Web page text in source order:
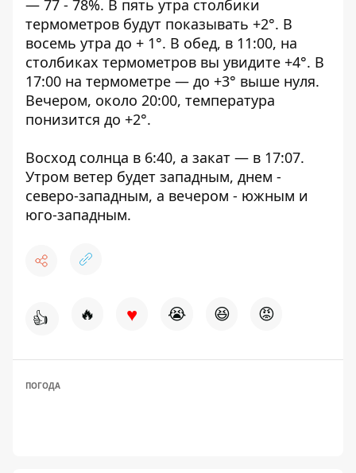
— 77 - 78%. В пять утра столбики
термометров будут показывать +2°. В
восемь утра до + 1°. В обед, в 11:00, на
столбиках термометров вы увидите +4°. В
17:00 на термометре — до +3° выше нуля.
Вечером, около 20:00, температура
понизится до +2°.
Восход солнца в 6:40, а закат — в 17:07.
Утром ветер будет западным, днем -
северо-западным, а вечером - южным и
юго-западным.
👍 🔥 ♥ 😭 😆 😡
ПОГОДА